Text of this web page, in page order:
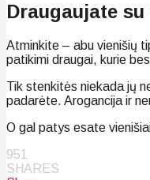
Draugaujate
Atminkite – abu vienišių
patikimi draugai, kurie
Tik stenkitės niekada jų
padarėte. Arogancija ir
O gal patys esate
951
SHARES